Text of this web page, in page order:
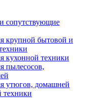
сопутствующие
крупной бытовой и
кухонной техники
пылесосов,
утюгов, домашней
техники